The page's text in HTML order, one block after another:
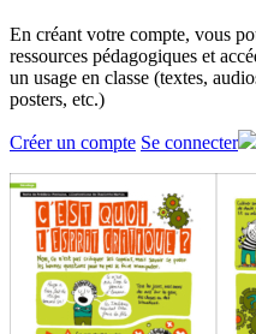
En créant votre compte, vous
ressources pédagogiques et
un usage en classe (textes,
posters, etc.)
Créer un compte Se connecter